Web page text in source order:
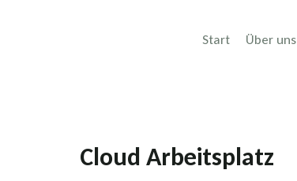
Start Über uns
Cloud Arbeitsplatz